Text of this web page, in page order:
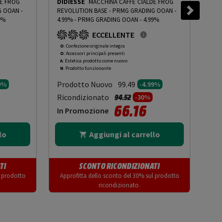
FROG
OOAN -
da
prodotto
DIDIESSE MACCHINA CAFFÈ CIALDE FROG
REVOLUTION BASE - PRMG GRADING OOAN -
4.99%- PRMG GRADING OOAN - 4.99%
ECCELLENTE
O: Confezione originale integra
O: Accessori principali presenti
A: Estetica prodotto come nuovo
N: Prodotto funzionante
Prodotto Nuovo 99.49 -4.99%
Ricondizionato Prezzo ridotto da
94.52a-30%
In Promozione 66.16
Aggiungi al carrello
SCONTO RICONDIZIONATI
Approfitta dello sconto del 30% sul prodotto
ricondizionato.